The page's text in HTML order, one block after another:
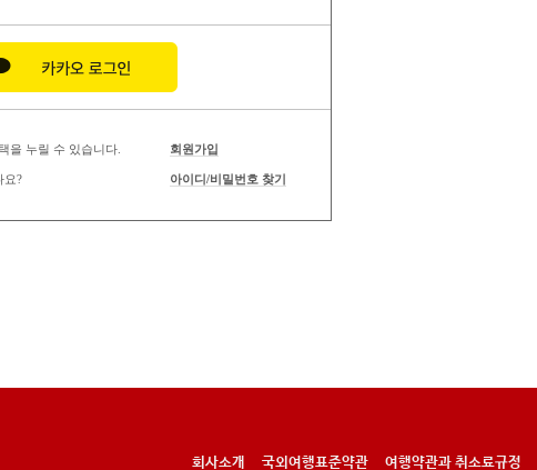
을 누릴 수 있습니다. 회원가입
요? 아이디/비밀번호 찾기
회사소개 국외여행표준약관 여행약관과 취소료규정